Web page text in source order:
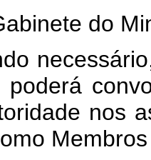
do
poderá
nos